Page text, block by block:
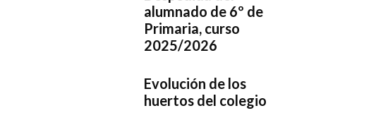
alumnado de 6º de
Primaria, curso
2025/2026
Evolución de los
huertos del colegio